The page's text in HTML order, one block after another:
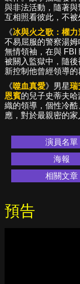
與非法活動，隨著
互相照看彼此，不被
《冰與火之歌：權力
不易屈服的警察湯
無情領袖，在與 FBI
被關入監獄中，隨
新控制他曾經領導的
《噬血真愛》男星瑞
恩賓的兒子史蒂夫
織的領導，個性冷
應，對於最親密的家
演員名單
海報
相關文章
預告